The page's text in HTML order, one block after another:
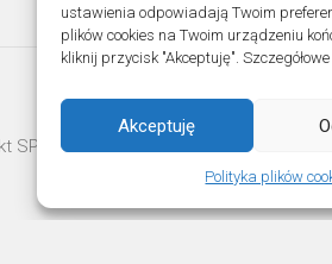
ustawienia odpowiadają Twoim
plików cookies na Twoim urządzeniu
kliknij przycisk "Akceptuję".
Akceptuję
Polityka plików
SPOZ © 2026. All Rights Reserved.